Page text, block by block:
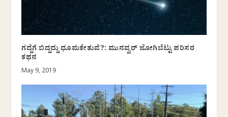
ಗದ್ದೆಗೆ ಬಿದ್ದದ್ದು ಧೂಮಕೇತುವೆ?: ಮುನವ್ವರ್ ಜೋಗಿಬೆಟ್ಟು ಪರಿಸರ
ಕಥನ
May 9, 2019